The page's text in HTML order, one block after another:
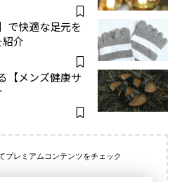
で快適な足元を
介
【メンズ健康サ
プレミアムコンテンツをチェック